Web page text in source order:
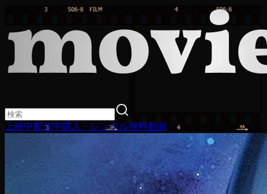
上映中配信中購入・レンタル無料動画